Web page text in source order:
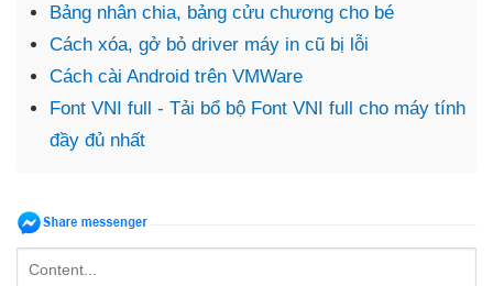
Bảng nhân chia, bảng cửu chương cho bé
Cách xóa, gở bỏ driver máy in cũ bị lỗi
Cách cài Android trên VMWare
Font VNI full - Tải bổ bộ Font VNI full cho máy tính
đầy đủ nhất